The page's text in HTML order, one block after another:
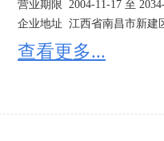
营业期限	2004-11-17 至 2034-11-16
企业地址	江西省南昌市新建区长堎镇长堎村
经营范围	竹制品加工(凭有效的木竹经营(加工)许可证经)、床上用品、纺织品生产、土产品销售;服装加工
销售。 依法须经批准的项目
查看更多...